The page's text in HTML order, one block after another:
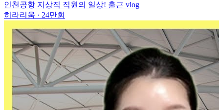
인천공항 지상직 직원의 일상! 출근 vlog
히라리움 · 24만회